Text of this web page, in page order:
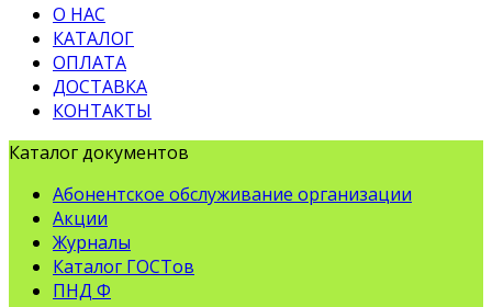
О НАС
КАТАЛОГ
ОПЛАТА
ДОСТАВКА
КОНТАКТЫ
Каталог документов
Абонентское обслуживание организации
Акции
Журналы
Каталог ГОСТов
ПНД Ф